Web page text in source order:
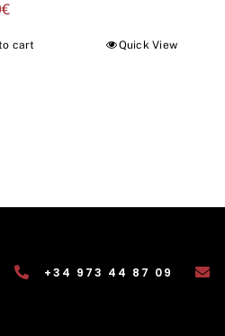
€
cart Quick View
+34 973 44 87 09